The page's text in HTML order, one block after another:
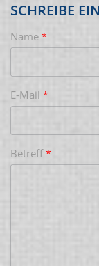
SCHREIBE
Name *
E-Mail *
Betreff *